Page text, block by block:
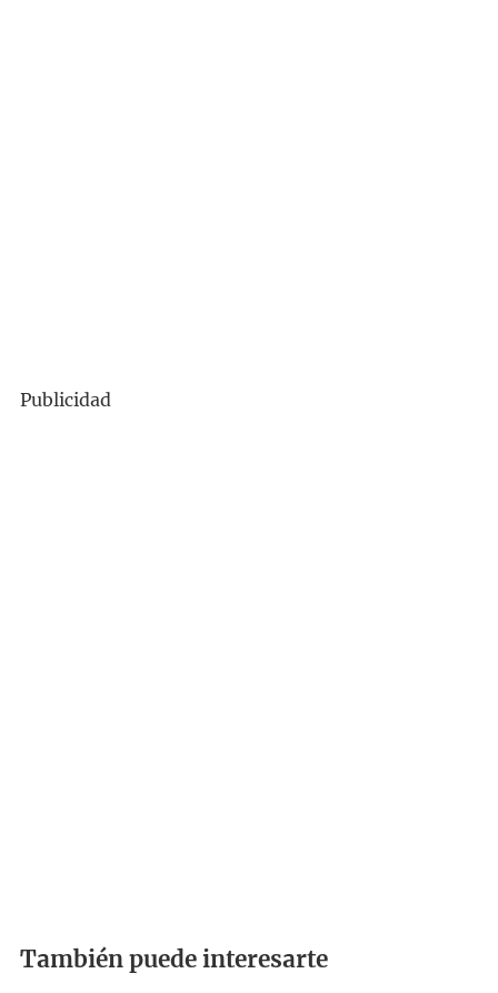
Publicidad
También puede interesarte